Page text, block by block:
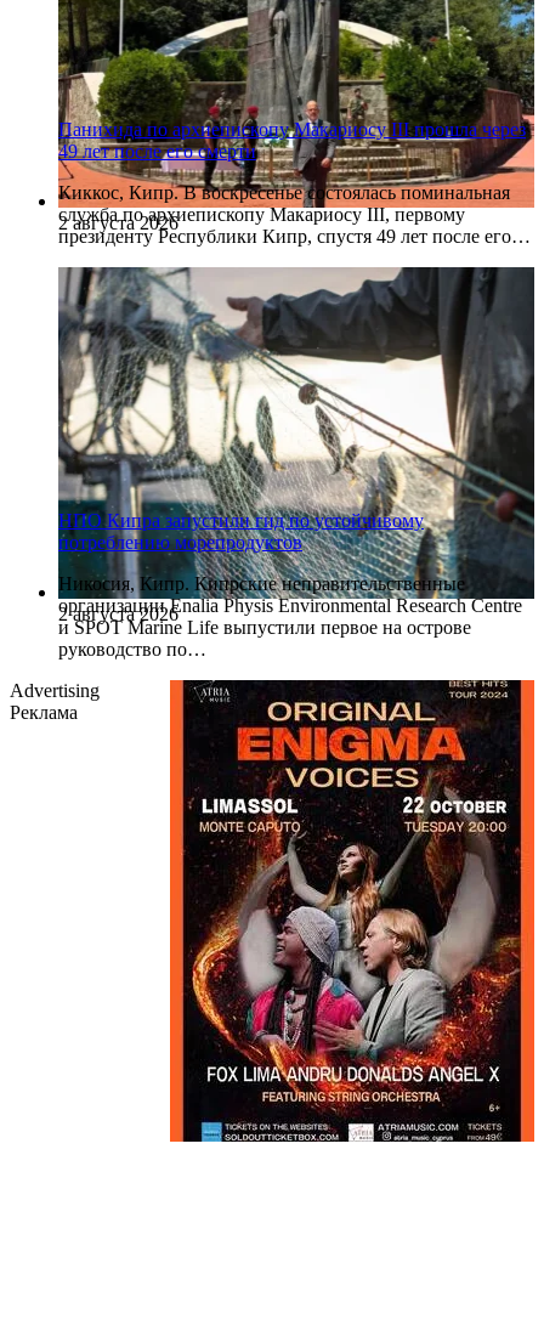
2 августа 2026
Панихида по архиепископу Макариосу III прошла через
49 лет после его смерти
Киккос, Кипр. В воскресенье состоялась поминальная
служба по архиепископу Макариосу III, первому
президенту Республики Кипр, спустя 49 лет после его…
2 августа 2026
НПО Кипра запустили гид по устойчивому
потреблению морепродуктов
Никосия, Кипр. Кипрские неправительственные
организации Enalia Physis Environmental Research Centre
и SPOT Marine Life выпустили первое на острове
руководство по…
Advertising
Реклама